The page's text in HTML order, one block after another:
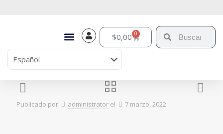
$0,00 0
Publicado por administrator el 7 marzo, 2022